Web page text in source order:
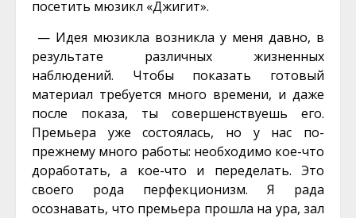
посетить мюзикл «Джигит».
— Идея мюзикла возникла у меня давно, в
результате различных жизненных
наблюдений. Чтобы показать готовый
материал требуется много времени, и даже
после показа, ты совершенствуешь его.
Премьера уже состоялась, но у нас по-
прежнему много работы: необходимо кое-что
доработать, а кое-что и переделать. Это
своего рода перфекционизм. Я рада
осознавать, что премьера прошла на ура, зал